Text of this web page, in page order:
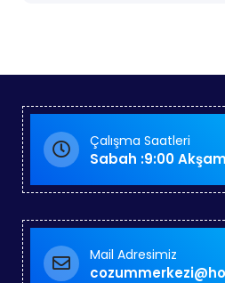
Çalışma Saatleri
Sabah :9:00
Mail Adresimiz